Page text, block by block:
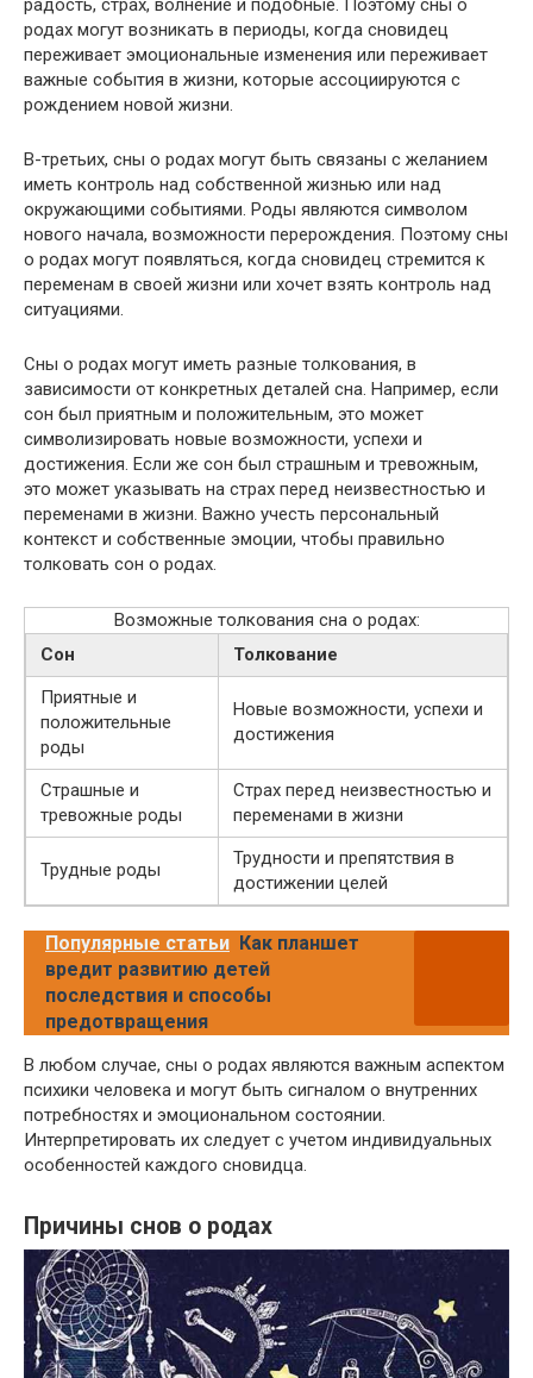
радость, страх, волнение и подобные. Поэтому сны о
родах могут возникать в периоды, когда сновидец
переживает эмоциональные изменения или переживает
важные события в жизни, которые ассоциируются с
рождением новой жизни.
В-третьих, сны о родах могут быть связаны с желанием
иметь контроль над собственной жизнью или над
окружающими событиями. Роды являются символом
нового начала, возможности перерождения. Поэтому сны
о родах могут появляться, когда сновидец стремится к
переменам в своей жизни или хочет взять контроль над
ситуациями.
Сны о родах могут иметь разные толкования, в
зависимости от конкретных деталей сна. Например, если
сон был приятным и положительным, это может
символизировать новые возможности, успехи и
достижения. Если же сон был страшным и тревожным,
это может указывать на страх перед неизвестностью и
переменами в жизни. Важно учесть персональный
контекст и собственные эмоции, чтобы правильно
толковать сон о родах.
Возможные толкования сна о родах:
Сон
Толкование
Приятные и
положительные
роды
Новые возможности, успехи и
достижения
Страшные и
тревожные роды
Страх перед неизвестностью и
переменами в жизни
Трудные роды
Трудности и препятствия в
достижении целей
Популярные статьи Как планшет
вредит развитию детей
последствия и способы
предотвращения
В любом случае, сны о родах являются важным аспектом
психики человека и могут быть сигналом о внутренних
потребностях и эмоциональном состоянии.
Интерпретировать их следует с учетом индивидуальных
особенностей каждого сновидца.
Причины снов о родах